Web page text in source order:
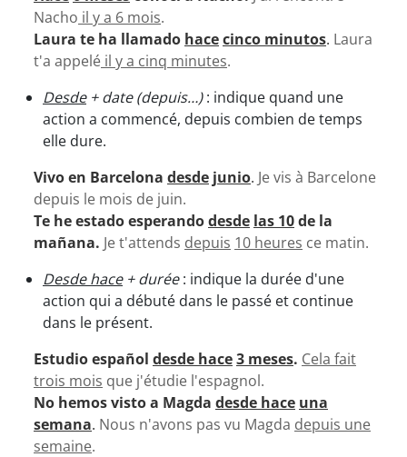
Nacho il y a 6 mois.
Laura te ha llamado hacecinco minutos. Laura
t'a appelé il y a cinq minutes.
Desde+ date (depuis…): indique quand une
action a commencé, depuis combien de temps
elle dure.
Vivo en Barcelona desde junio. Je vis à Barcelone
depuis le mois de juin.
Te he estado esperandodesde las 10de la
mañana. Je t'attends depuis 10 heures ce matin.
Desde hace+ durée: indique la durée d'une
action qui a débuté dans le passé et continue
dans le présent.
Estudio español desde hace3 meses. Cela fait
trois mois que j'étudie l'espagnol.
No hemos visto a Magda desde hace una
semana. Nous n'avons pas vu Magda depuis une
semaine.